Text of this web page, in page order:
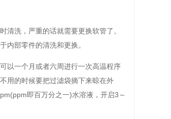
清洗，严重的话就需要更换软管了。
内部零件的清洗和更换。
以一个月或者六周进行一次高温程序
用的时候要把过滤袋摘下来晾在外
即百万分之一)水溶液，开启3～